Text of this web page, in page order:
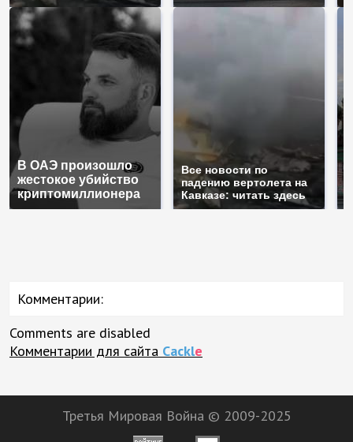
В ОАЭ произошло
жестокое убийство
криптомиллионера
Все новости по
падению вертолета на
Кавказе: читать здесь
Комментарии:
Comments are disabled
Комментарии для сайта Cackle
Третья Мировая Война © 2009-2025